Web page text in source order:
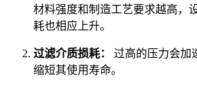
材料强度和制造工艺要求越高，
耗也相应上升。
过滤介质损耗：
过高的压力会加
缩短其使用寿命。